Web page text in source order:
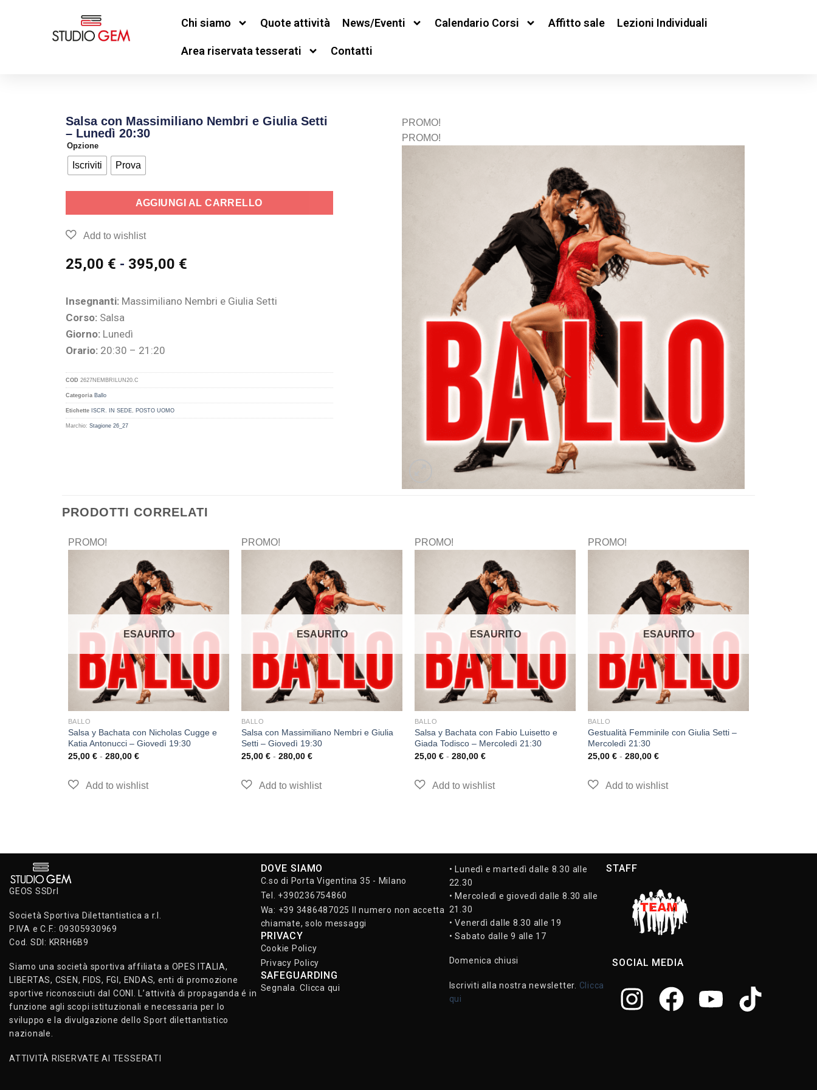
Chi siamo Quote attività News/Eventi Calendario Corsi Affitto sale Lezioni Individuali
Area riservata tesserati Contatti
Salsa con Massimiliano Nembri e Giulia Setti
– Lunedì 20:30
Opzione
Iscriviti Prova
AGGIUNGI AL CARRELLO
25,00 € - 395,00 €
Insegnanti:Massimiliano Nembri e Giulia Setti
Corso:Salsa
Giorno:Lunedì
Orario:20:30 – 21:20
COD 2627NEMBRILUN20.C
Categoria Ballo
Etichette ISCR. IN SEDE, POSTO UOMO
Marchio: Stagione 26_27
PROMO!
PROMO!
PRODOTTI CORRELATI
PROMO!
ESAURITO
BALLO
Salsa y Bachata con Nicholas Cugge e
Katia Antonucci – Giovedì 19:30
25,00 € - 280,00 €
PROMO!
ESAURITO
BALLO
Salsa con Massimiliano Nembri e Giulia
Setti – Giovedì 19:30
25,00 € - 280,00 €
PROMO!
ESAURITO
BALLO
Salsa y Bachata con Fabio Luisetto e
Giada Todisco – Mercoledì 21:30
25,00 € - 280,00 €
PROMO!
ESAURITO
BALLO
Gestualità Femminile con Giulia Setti –
Mercoledì 21:30
25,00 € - 280,00 €
GEOS SSDrl
Società Sportiva Dilettantistica a r.l.
P.IVA e C.F.: 09305930969
Cod. SDI: KRRH6B9
Siamo una società sportiva affiliata a OPES ITALIA,
LIBERTAS, CSEN, FIDS, FGI, ENDAS, enti di promozione
sportive riconosciuti dal CONI. L’attività di propaganda é in
funzione agli scopi istituzionali e necessaria per lo
sviluppo e la divulgazione dello Sport dilettantistico
nazionale.
ATTIVITÀ RISERVATE AI TESSERATI
DOVE SIAMO
C.so di Porta Vigentina 35 - Milano
Tel. +390236754860
Wa: +39 3486487025 Il numero non accetta
chiamate, solo messaggi
PRIVACY
Cookie Policy
Privacy Policy
SAFEGUARDING
Segnala. Clicca qui
• Lunedì e martedì dalle 8.30 alle
22.30
• Mercoledì e giovedì dalle 8.30 alle
21.30
• Venerdì dalle 8.30 alle 19
• Sabato dalle 9 alle 17
Domenica chiusi
Iscriviti alla nostra newsletter. Clicca
qui
STAFF
SOCIAL MEDIA